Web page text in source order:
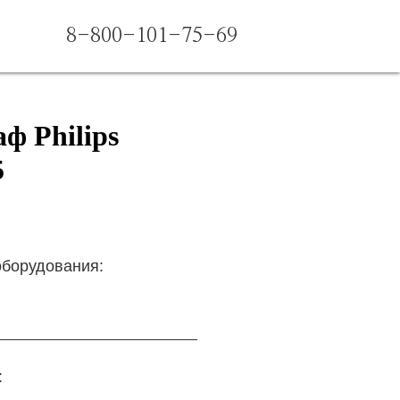
8-800-101-75-69
Philips